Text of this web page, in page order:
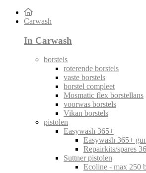
Carwash
In Carwash
borstels
roterende borstels
vaste borstels
borstel compleet
Mosmatic flex borstellans
voorwas borstels
Vikan borstels
pistolen
Easywash 365+
Easywash 365+
Repairkits/spares
Suttner pistolen
Ecoline - max 250